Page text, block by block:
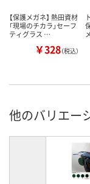
【保護メガネ】 熱田資材
「現場のチカラ」セーフ
ティグラス …
￥328（税込）
他のバリエー